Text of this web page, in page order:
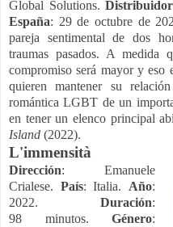
Global Solutions.
España: 29 de octubre de
pareja sentimental de dos
traumas pasados. A medida
compromiso será mayor y eso
quieren mantener su
romántica LGBT de un
en tener un elenco principal
Island (2022).
L'immensità
Dirección: Emanuele
Crialese. País: Italia. Año:
2022.Duración:
98 minutos.Género: